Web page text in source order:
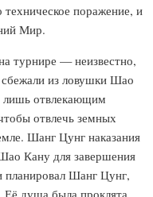
поражение, и
Мир.
турнире — неизвестно,
из ловушки Шао
лишь отвлекающим
отвлечь земных
Шанг Цунг наказания
Кану для завершения
планировал Шанг Цунг,